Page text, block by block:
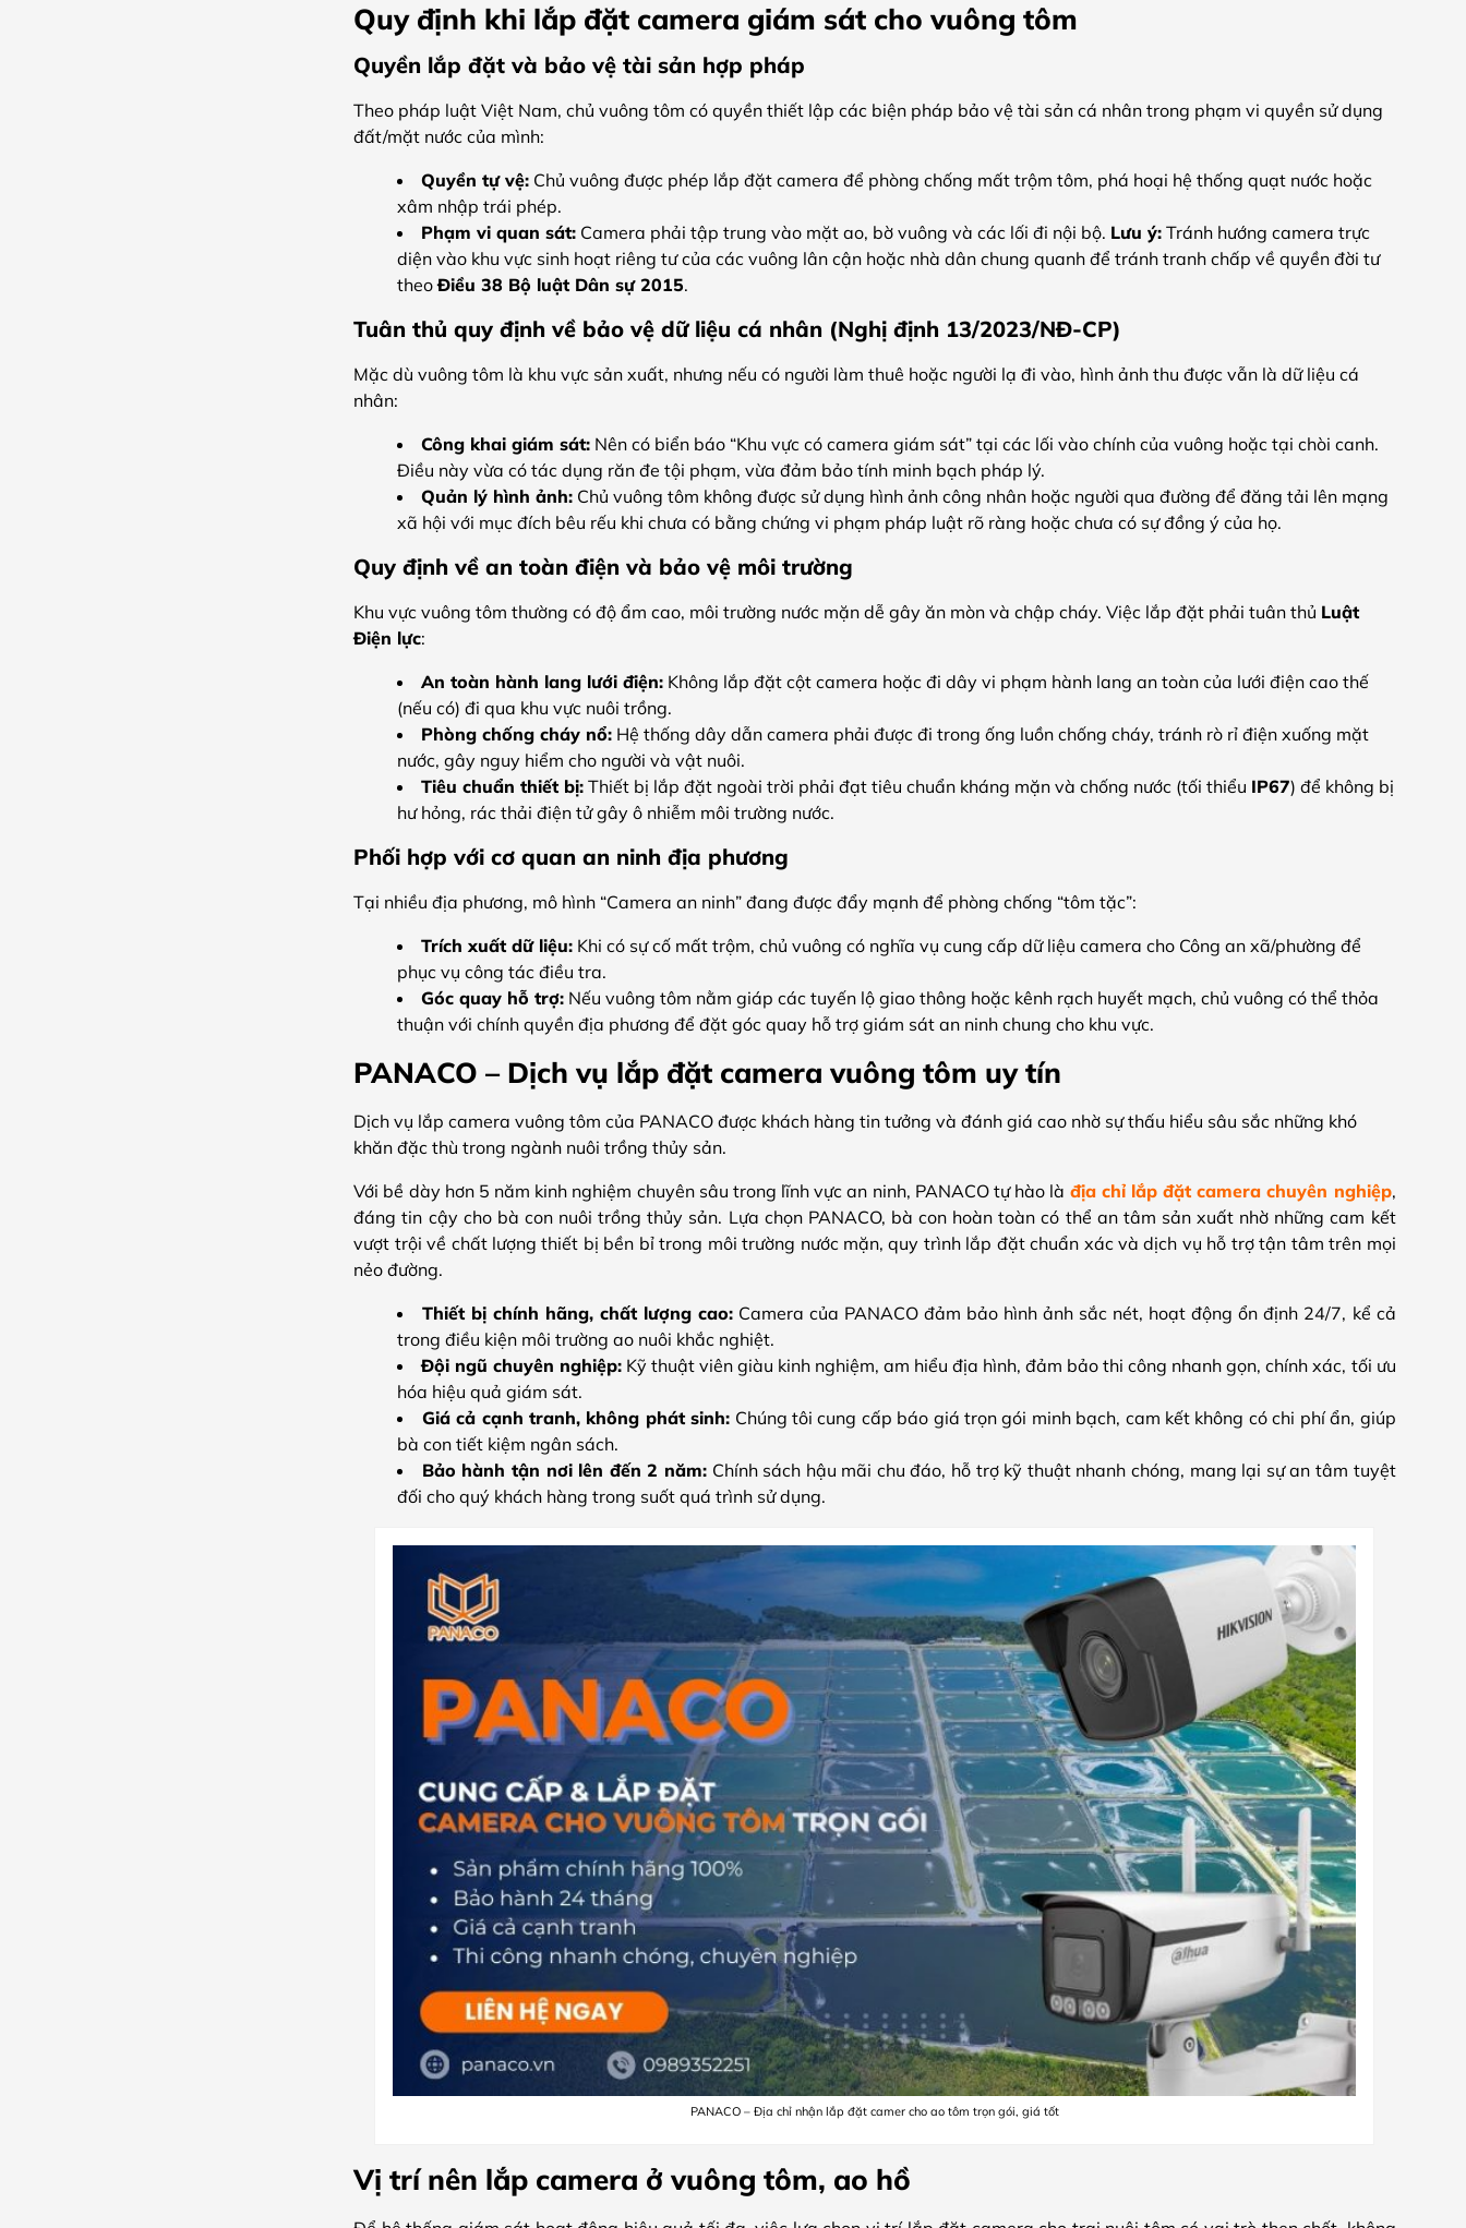
Quy định khi lắp đặt camera giám sát cho vuông tôm
Quyền lắp đặt và bảo vệ tài sản hợp pháp
Theo pháp luật Việt Nam, chủ vuông tôm có quyền thiết lập các biện pháp bảo vệ tài sản cá nhân trong phạm vi quyền sử dụng
đất/mặt nước của mình:
Quyền tự vệ: Chủ vuông được phép lắp đặt camera để phòng chống mất trộm tôm, phá hoại hệ thống quạt nước hoặc
xâm nhập trái phép.
Phạm vi quan sát: Camera phải tập trung vào mặt ao, bờ vuông và các lối đi nội bộ. Lưu ý: Tránh hướng camera trực
diện vào khu vực sinh hoạt riêng tư của các vuông lân cận hoặc nhà dân chung quanh để tránh tranh chấp về quyền đời tư
theoĐiều 38 Bộ luật Dân sự 2015.
Tuân thủ quy định về bảo vệ dữ liệu cá nhân (Nghị định 13/2023/NĐ-CP)
Mặc dù vuông tôm là khu vực sản xuất, nhưng nếu có người làm thuê hoặc người lạ đi vào, hình ảnh thu được vẫn là dữ liệu cá
nhân:
Công khai giám sát: Nên có biển báo “Khu vực có camera giám sát” tại các lối vào chính của vuông hoặc tại chòi canh.
Điều này vừa có tác dụng răn đe tội phạm, vừa đảm bảo tính minh bạch pháp lý.
Quản lý hình ảnh: Chủ vuông tôm không được sử dụng hình ảnh công nhân hoặc người qua đường để đăng tải lên mạng
xã hội với mục đích bêu rếu khi chưa có bằng chứng vi phạm pháp luật rõ ràng hoặc chưa có sự đồng ý của họ.
Quy định về an toàn điện và bảo vệ môi trường
Khu vực vuông tôm thường có độ ẩm cao, môi trường nước mặn dễ gây ăn mòn và chập cháy. Việc lắp đặt phải tuân thủ Luật
Điện lực:
An toàn hành lang lưới điện: Không lắp đặt cột camera hoặc đi dây vi phạm hành lang an toàn của lưới điện cao thế
(nếu có) đi qua khu vực nuôi trồng.
Phòng chống cháy nổ: Hệ thống dây dẫn camera phải được đi trong ống luồn chống cháy, tránh rò rỉ điện xuống mặt
nước, gây nguy hiểm cho người và vật nuôi.
Tiêu chuẩn thiết bị: Thiết bị lắp đặt ngoài trời phải đạt tiêu chuẩn kháng mặn và chống nước (tối thiểu IP67) để không bị
hư hỏng, rác thải điện tử gây ô nhiễm môi trường nước.
Phối hợp với cơ quan an ninh địa phương
Tại nhiều địa phương, mô hình “Camera an ninh” đang được đẩy mạnh để phòng chống “tôm tặc”:
Trích xuất dữ liệu: Khi có sự cố mất trộm, chủ vuông có nghĩa vụ cung cấp dữ liệu camera cho Công an xã/phường để
phục vụ công tác điều tra.
Góc quay hỗ trợ: Nếu vuông tôm nằm giáp các tuyến lộ giao thông hoặc kênh rạch huyết mạch, chủ vuông có thể thỏa
thuận với chính quyền địa phương để đặt góc quay hỗ trợ giám sát an ninh chung cho khu vực.
PANACO – Dịch vụ lắp đặt camera vuông tôm uy tín
Dịch vụ lắp camera vuông tôm của PANACO được khách hàng tin tưởng và đánh giá cao nhờ sự thấu hiểu sâu sắc những khó
khăn đặc thù trong ngành nuôi trồng thủy sản.
Với bề dày hơn 5 năm kinh nghiệm chuyên sâu trong lĩnh vực an ninh, PANACO tự hào là địa chỉ lắp đặt camera chuyên nghiệp,
đáng tin cậy cho bà con nuôi trồng thủy sản. Lựa chọn PANACO, bà con hoàn toàn có thể an tâm sản xuất nhờ những cam kết
vượt trội về chất lượng thiết bị bền bỉ trong môi trường nước mặn, quy trình lắp đặt chuẩn xác và dịch vụ hỗ trợ tận tâm trên mọi
nẻo đường.
Thiết bị chính hãng, chất lượng cao: Camera của PANACO đảm bảo hình ảnh sắc nét, hoạt động ổn định 24/7, kể cả
trong điều kiện môi trường ao nuôi khắc nghiệt.
Đội ngũ chuyên nghiệp: Kỹ thuật viên giàu kinh nghiệm, am hiểu địa hình, đảm bảo thi công nhanh gọn, chính xác, tối ưu
hóa hiệu quả giám sát.
Giá cả cạnh tranh, không phát sinh: Chúng tôi cung cấp báo giá trọn gói minh bạch, cam kết không có chi phí ẩn, giúp
bà con tiết kiệm ngân sách.
Bảo hành tận nơi lên đến 2 năm:Chính sách hậu mãi chu đáo, hỗ trợ kỹ thuật nhanh chóng, mang lại sự an tâm tuyệt
đối cho quý khách hàng trong suốt quá trình sử dụng.
PANACO – Địa chỉ nhận lắp đặt camer cho ao tôm trọn gói, giá tốt
Vị trí nên lắp camera ở vuông tôm, ao hồ